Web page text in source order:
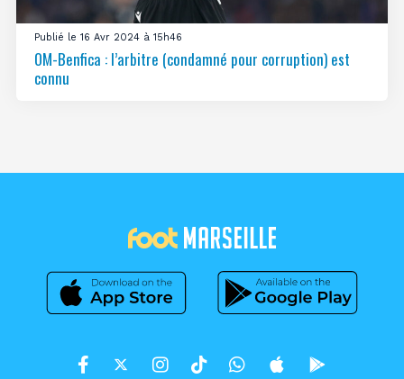
Publié le 16 Avr 2024 à 15h46
OM-Benfica : l’arbitre (condamné pour corruption) est
connu